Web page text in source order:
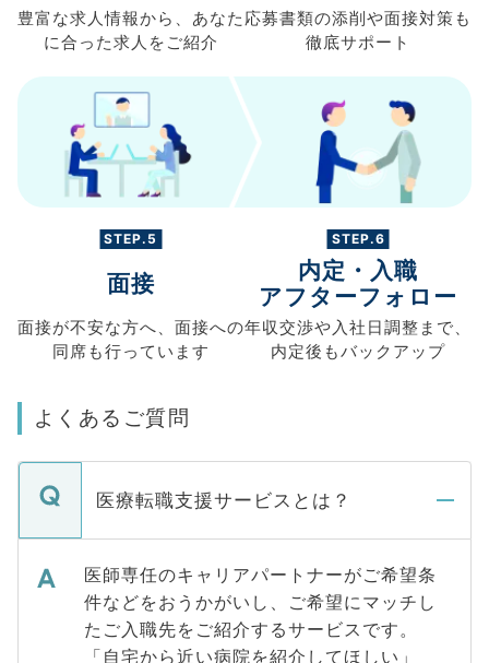
豊富な求人情報から、 あなた
に合った求人を ご紹介
応募書類の添削や面接対策も
徹底サポート
STEP.5
面接
面接が不安な方へ、 面接への
同席も行っています
STEP.6
内定・入職
アフターフォロー
年収交渉や入社日調整まで、
内定後もバックアップ
よくあるご質問
医療転職支援サービスとは？
医師専任のキャリアパートナーがご希望条
件などをおうかがいし、ご希望にマッチし
たご入職先をご紹介するサービスです。
「自宅から近い病院を紹介してほしい」